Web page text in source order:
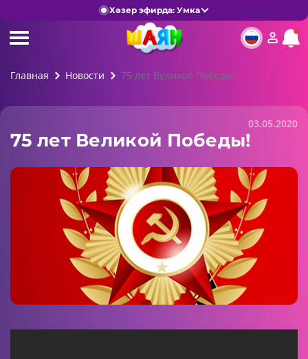
Хәзер эфирда: Умка
Главная Новости 75 лет Великой Победы!
03.05.2020
75 лет Великой Победы!